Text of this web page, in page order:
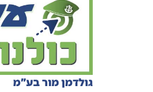
גולדמן מור בע"מ